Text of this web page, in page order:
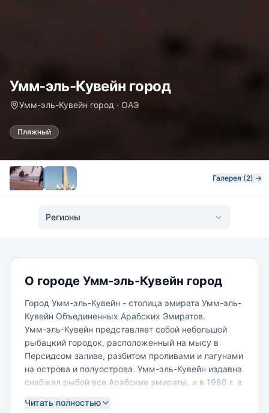
Умм-эль-Кувейн город
Умм-эль-Кувейн город · ОАЭ
Пляжный
Галерея (2) →
Регионы
О городе Умм-эль-Кувейн город
Город Умм-эль-Кувейн - столица эмирата Умм-эль-
Кувейн Объединенных Арабских Эмиратов.
Умм-эль-Кувейн представляет собой небольшой
рыбацкий городок, расположенный на мысу в
Персидсом заливе, разбитом проливами и лагунами
на острова и полуострова. Умм-эль-Кувейн издавна
снабжал рыбой все Арабские эмираты, и в 1980 г. в
Исследовательский рыболовный центр,
Читать полностью